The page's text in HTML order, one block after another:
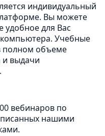
индивидуальный
Вы можете
удобное для Вас
Учебные
полном объеме
и выдачи
вебинаров по
нашими